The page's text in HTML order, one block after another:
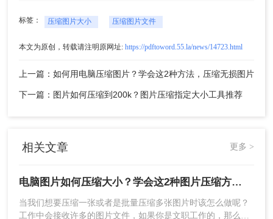
二、转转大师客户端批量图片压缩：
标签： 压缩图片大小 压缩图片文件
本文为原创，转载请注明原网址: https://pdftoword.55.la/news/14723.html
上一篇：如何用电脑压缩图片？学会这2种方法，压缩无损图片
下一篇：图片如何压缩到200k？图片压缩指定大小工具推荐
相关文章 更多 >
电脑图片如何压缩大小？学会这2种图片压缩方法，给你的电脑腾出40%的空间
当我们想要压缩一张或者是批量压缩多张图片时该怎么做呢？
工作中会接收许多的图片文件，如果你是文职工作的，那么经